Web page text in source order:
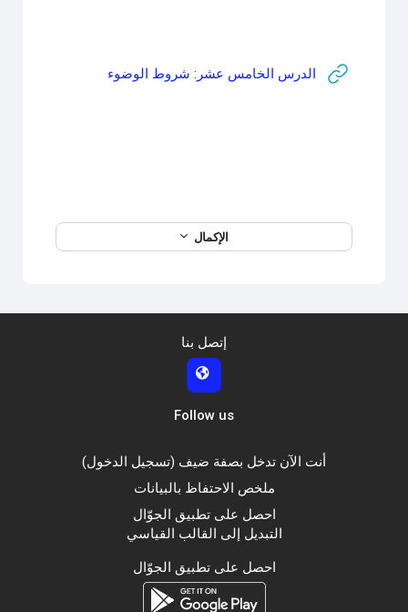
الدرس الخامس عشر: شروط الوضوء
الإكمال
إتصل بنا
Follow us
أنت الآن تدخل بصفة ضيف (تسجيل الدخول)
ملخص الاحتفاظ بالبيانات
احصل على تطبيق الجوّال
التبديل إلى القالب القياسي
احصل على تطبيق الجوّال